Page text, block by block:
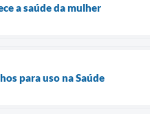
a saúde da mulher
para uso na Saúde